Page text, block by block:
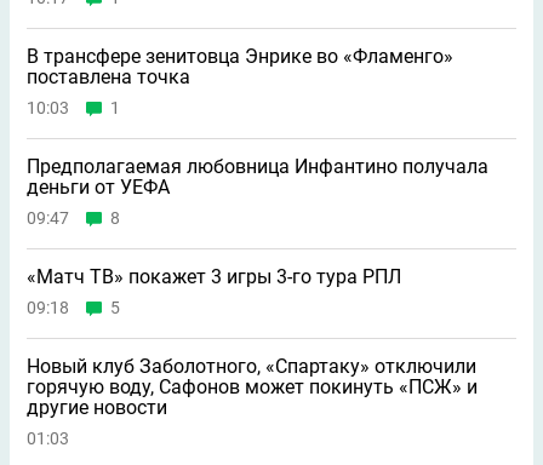
В трансфере зенитовца Энрике во «Фламенго»
поставлена точка
10:03 1
Предполагаемая любовница Инфантино получала
деньги от УЕФА
09:47 8
«Матч ТВ» покажет 3 игры 3-го тура РПЛ
09:18 5
Новый клуб Заболотного, «Спартаку» отключили
горячую воду, Сафонов может покинуть «ПСЖ» и
другие новости
01:03